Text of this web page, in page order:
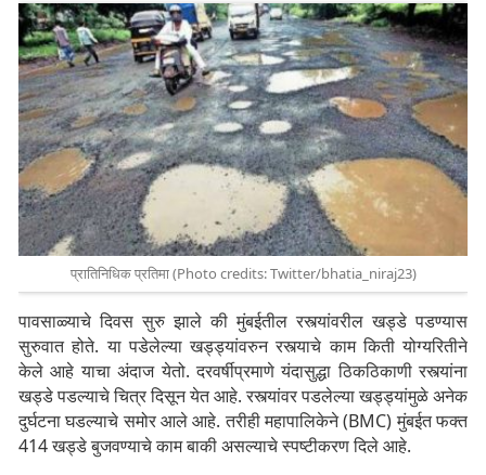
प्रातिनिधिक प्रतिमा (Photo credits: Twitter/bhatia_niraj23)
पावसाळ्याचे दिवस सुरु झाले की मुंबईतील रस्त्यांवरील खड्डे पडण्यास
सुरुवात होते. या पडेलेल्या खड्ड्यांवरुन रस्त्याचे काम किती योग्यरितीने
केले आहे याचा अंदाज येतो. दरवर्षीप्रमाणे यंदासुद्धा ठिकठिकाणी रस्त्यांना
खड्डे पडल्याचे चित्र दिसून येत आहे. रस्त्यांवर पडलेल्या खड्ड्यांमुळे अनेक
दुर्घटना घडल्याचे समोर आले आहे. तरीही महापालिकेने (BMC) मुंबईत फक्त
414 खड्डे बुजवण्याचे काम बाकी असल्याचे स्पष्टीकरण दिले आहे.